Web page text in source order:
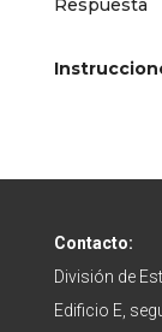
Respuesta
Contacto:
División de
Edificio E,